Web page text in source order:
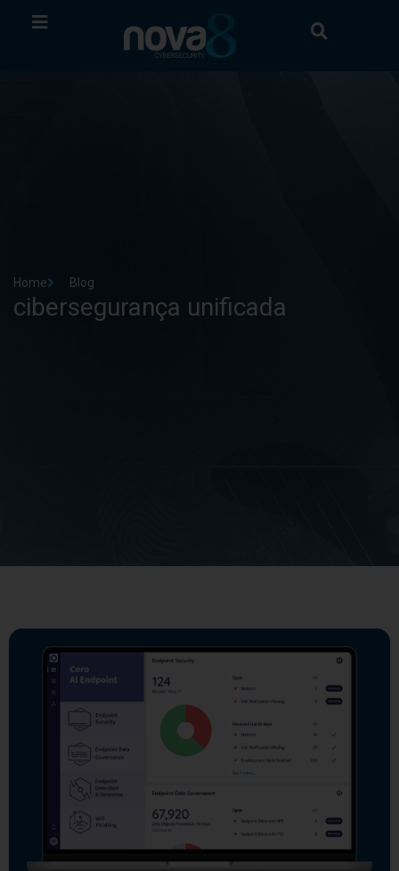
Home Blog
cibersegurança unificada